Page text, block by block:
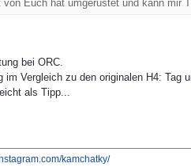
von Euch hat umgerüstet und kann mir
bei ORC.
im Vergleich zu den originalen H4: Tag
als Tipp...
kamchatky/